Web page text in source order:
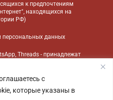
с
которые указаны в
к предпочтениям
находящихся на
РФ)
персональных данных
Threads - принадлежат